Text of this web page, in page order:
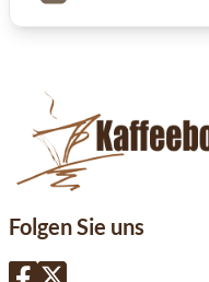
Folgen Sie uns